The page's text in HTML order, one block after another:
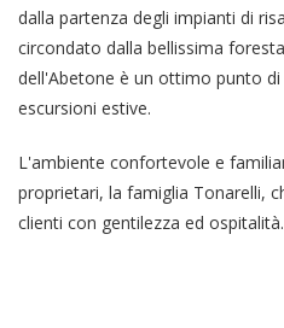
dalla partenza degli impianti di
circondato dalla bellissima
dell'Abetone è un ottimo punto
escursioni estive.
L'ambiente confortevole e
proprietari, la famiglia Tonarelli,
clienti con gentilezza ed ospitalità.